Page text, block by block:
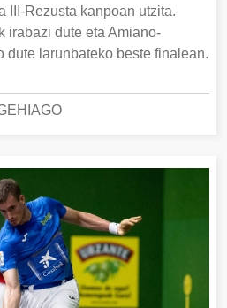
III-Rezusta kanpoan utzita.
irabazi dute eta Amiano-
dute larunbateko beste finalean.